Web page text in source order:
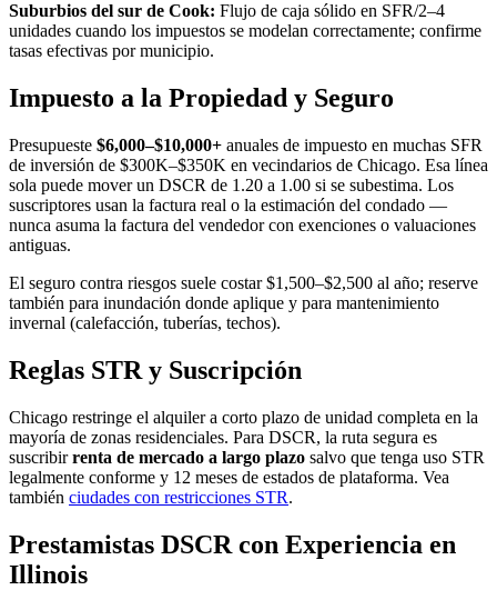
Suburbios del sur de Cook: Flujo de caja sólido en SFR/2–4
unidades cuando los impuestos se modelan correctamente; confirme
tasas efectivas por municipio.
Impuesto a la Propiedad y Seguro
Presupueste $6,000–$10,000+ anuales de impuesto en muchas SFR
de inversión de $300K–$350K en vecindarios de Chicago. Esa línea
sola puede mover un DSCR de 1.20 a 1.00 si se subestima. Los
suscriptores usan la factura real o la estimación del condado —
nunca asuma la factura del vendedor con exenciones o valuaciones
antiguas.
El seguro contra riesgos suele costar $1,500–$2,500 al año; reserve
también para inundación donde aplique y para mantenimiento
invernal (calefacción, tuberías, techos).
Reglas STR y Suscripción
Chicago restringe el alquiler a corto plazo de unidad completa en la
mayoría de zonas residenciales. Para DSCR, la ruta segura es
suscribirrenta de mercado a largo plazo salvo que tenga uso STR
legalmente conforme y 12 meses de estados de plataforma. Vea
también ciudades con restricciones STR.
Prestamistas DSCR con Experiencia en
Illinois